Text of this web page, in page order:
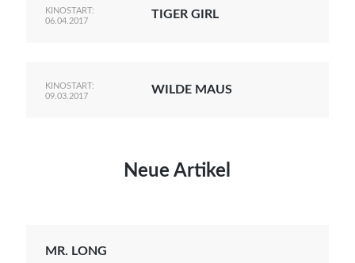
KINOSTART:
06.04.2017
TIGER GIRL
KINOSTART:
09.03.2017
WILDE MAUS
Neue Artikel
MR. LONG